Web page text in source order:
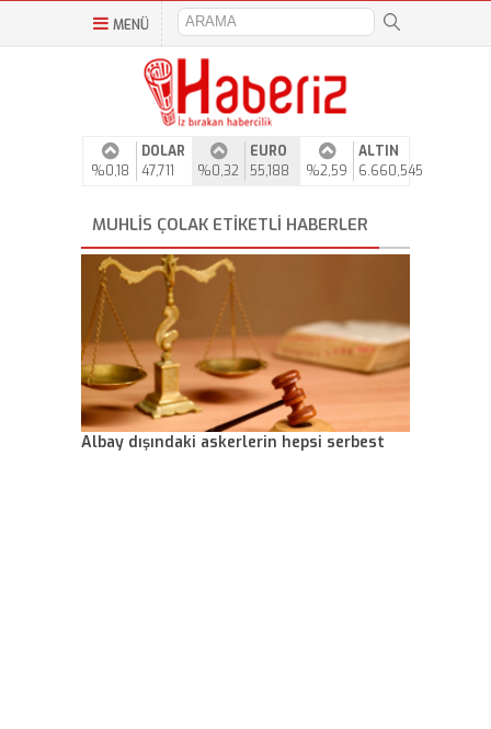
MENÜ
%0,18
DOLAR
47,711
%0,32
EURO
55,188
%2,59
ALTIN
6.660,545
MUHLIS ÇOLAK ETIKETLI HABERLER
Albay dışındaki askerlerin hepsi serbest